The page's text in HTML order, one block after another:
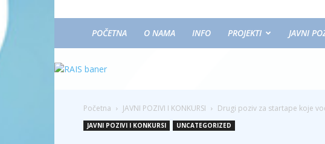
POČETNA O NAMA INFO PROJEKTI JAVNI
Početna JAVNI POZIVI I KONKURSI Drugi poziv za startape koje
JAVNI POZIVI I KONKURSI UNCATEGORIZED